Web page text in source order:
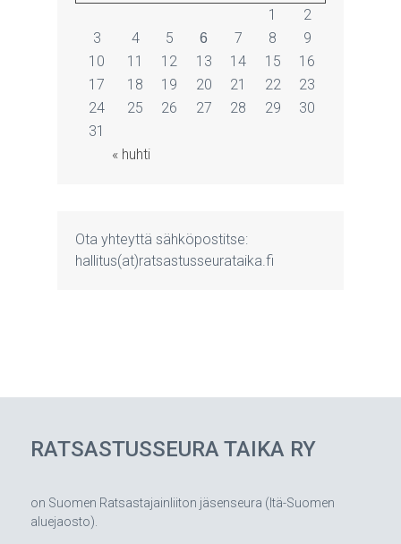
« huhti
1
2
3
4 5 6 7 8
9
10
11 12 13 14 15
16
17
18 19 20 21 22
23
24
25 26 27 28 29
30
31
Ota yhteyttä sähköpostitse:
hallitus(at)ratsastusseurataika.fi
RATSASTUSSEURA TAIKA RY
on Suomen Ratsastajainliiton jäsenseura (Itä-Suomen
aluejaosto).